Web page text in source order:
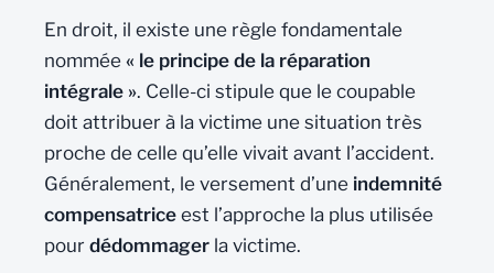
En droit, il existe une règle fondamentale
nommée « le principe de la réparation
intégrale ». Celle-ci stipule que le coupable
doit attribuer à la victime une situation très
proche de celle qu’elle vivait avant l’accident.
Généralement, le versement d’une indemnité
compensatrice est l’approche la plus utilisée
pour dédommager la victime.